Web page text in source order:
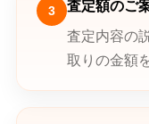
3
査定額のご
査定内容の
取りの金額